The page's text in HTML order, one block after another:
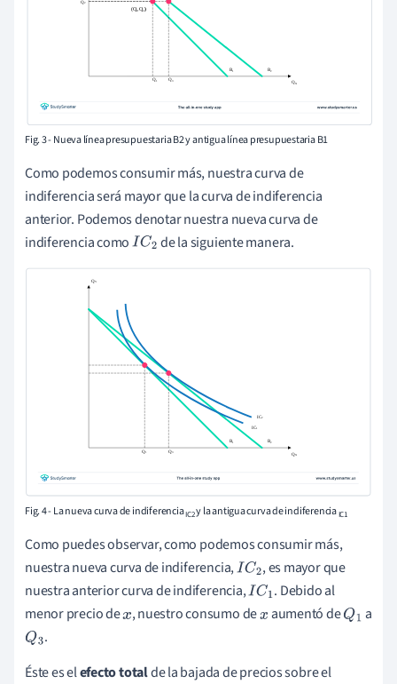
Fig. 3 - Nueva línea presupuestaria B2 y antigua línea presupuestaria B1
Como podemos consumir más, nuestra curva de
indiferencia será mayor que la curva de indiferencia
anterior. Podemos denotar nuestra nueva curva de
indiferencia comoIC2 de la siguiente manera.
Fig. 4 - La nueva curva de indiferenciaIC2y la antigua curva de indiferenciaIC1
Como puedes observar, como podemos consumir más,
nuestra nueva curva de indiferencia,IC2 , es mayor que
nuestra anterior curva de indiferencia,IC1 . Debido al
menor precio dex , nuestro consumo dex aumentó deQ1 a
Q3 .
Éste es elefecto totalde la bajada de precios sobre el